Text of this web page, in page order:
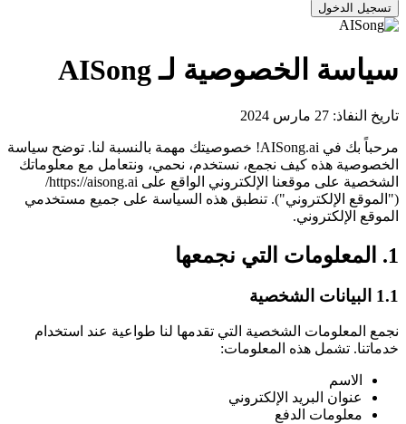
تسجيل الدخول
سياسة الخصوصية لـ AISong
تاريخ النفاذ: 27 مارس 2024
مرحباً بك في AISong.ai! خصوصيتك مهمة بالنسبة لنا. توضح سياسة
الخصوصية هذه كيف نجمع، نستخدم، نحمي، ونتعامل مع معلوماتك
الشخصية على موقعنا الإلكتروني الواقع على https://aisong.ai/
("الموقع الإلكتروني"). تنطبق هذه السياسة على جميع مستخدمي
الموقع الإلكتروني.
1. المعلومات التي نجمعها
1.1 البيانات الشخصية
نجمع المعلومات الشخصية التي تقدمها لنا طواعية عند استخدام
خدماتنا. تشمل هذه المعلومات:
الاسم
عنوان البريد الإلكتروني
معلومات الدفع